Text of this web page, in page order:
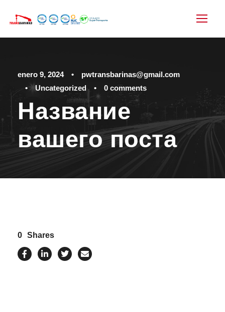
enero 9, 2024 •
pwtransbarinas@gmail.com
•
Uncategorized • 0 comments
Название
вашего поста
0 Shares